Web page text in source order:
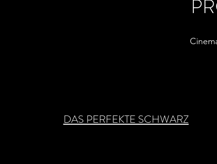
DAS PERFEKTE SCHWARZ